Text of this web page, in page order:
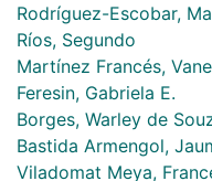
Rodríguez-Escobar,
Ríos, Segundo
Martínez Francés,
Feresin, Gabriela E.
Borges, Warley de
Bastida Armengol,
Viladomat Meya,